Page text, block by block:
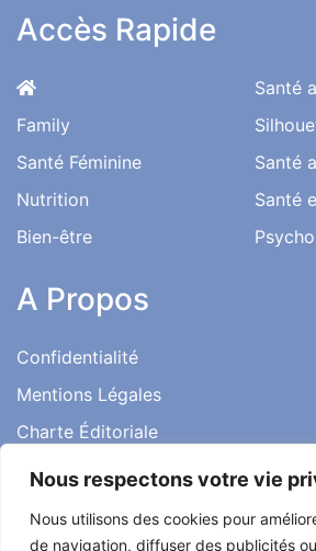
Nous respectons votre vie
Nous utilisons des cookies pour
de navigation, diffuser des publicités
Accès Rapide
Family
Santé Féminine
Nutrition
Bien-être
Santé
Santé
Santé
A Propos
Confidentialité
Mentions Légales
Charte Éditoriale
Conditions d’utilisation
Témoignages